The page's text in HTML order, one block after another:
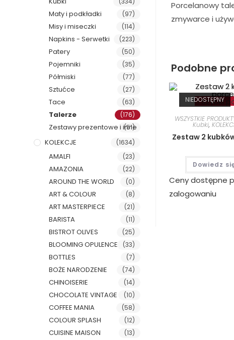
Porcelanowy
zmywarce i
Podobne
NIEDOSTĘPNY
Szybki
WSZYSTKIE
Kubki,
Zestaw 2
Dowiedz
Ceny dostępne
zalogowaniu
Maty i podkładki (97)
Misy i miseczki (114)
Napkins - Serwetki (223)
Patery (50)
Pojemniki (35)
Półmiski (77)
Sztućce (27)
Tace (63)
Talerze (176)
Zestawy prezentowe i inne
(51)
KOLEKCJE (1634)
AMALFI (23)
AMAZONIA (22)
AROUND THE WORLD (0)
ART & COLOUR (8)
ART MASTERPIECE (21)
BARISTA (11)
BISTROT OLIVES (25)
BLOOMING OPULENCE (33)
BOTTLES (7)
BOŻE NARODZENIE (74)
CHINOISERIE (14)
CHOCOLATE VINTAGE (10)
COFFEE MANIA (58)
COLOUR SPLASH (12)
CUISINE MAISON (13)